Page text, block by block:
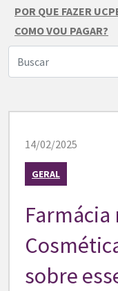
POR QUE FAZER
COMO VOU PAGAR?
14/02/2025
GERAL
Farmácia
sobre